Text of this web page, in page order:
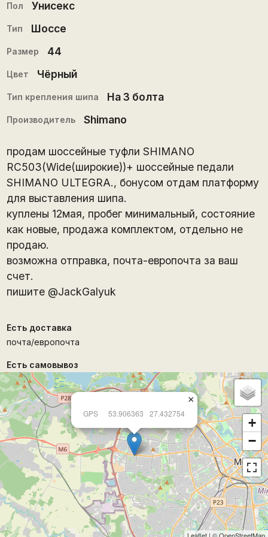
Пол Унисекс
Тип Шоссе
Размер 44
Цвет Чёрный
Тип крепления шипа На 3 болта
Производитель Shimano
продам шоссейные туфли SHIMANO
RC503(Wide(широкие))+ шоссейные педали
SHIMANO ULTEGRA., бонусом отдам платформу
для выставления шипа.
куплены 12мая, пробег минимальный, состояние
как новые, продажа комплектом, отдельно не
продаю.
возможна отправка, почта-европочта за ваш
счет.
пишите @JackGalyuk
Есть доставка
почта/европочта
Есть самовывоз
GPS 53.906363 27.432754
×
+
−